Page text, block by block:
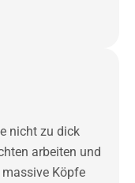
nicht zu dick
arbeiten und
Köpfe